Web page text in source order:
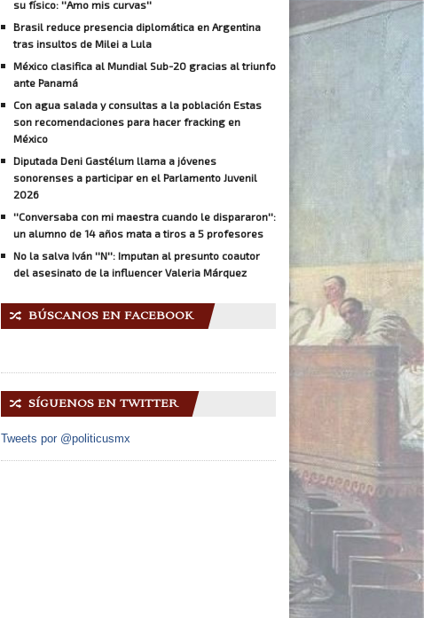
su físico: ''Amo mis curvas''
Brasil reduce presencia diplomática en Argentina
tras insultos de Milei a Lula
México clasifica al Mundial Sub-20 gracias al triunfo
ante Panamá
Con agua salada y consultas a la población Estas
son recomendaciones para hacer fracking en
México
Diputada Deni Gastélum llama a jóvenes
sonorenses a participar en el Parlamento Juvenil
2026
''Conversaba con mi maestra cuando le dispararon'':
un alumno de 14 años mata a tiros a 5 profesores
No la salva Iván ''N'': Imputan al presunto coautor
del asesinato de la influencer Valeria Márquez
🔀 BÚSCANOS EN FACEBOOK
🔀 SÍGUENOS EN TWITTER
Tweets por @politicusmx